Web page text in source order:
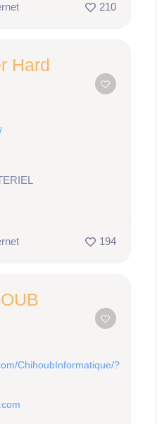
210
Hard
194
ChihoubInformatique/?